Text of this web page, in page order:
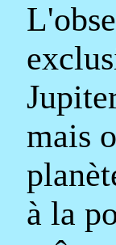
mais
à la